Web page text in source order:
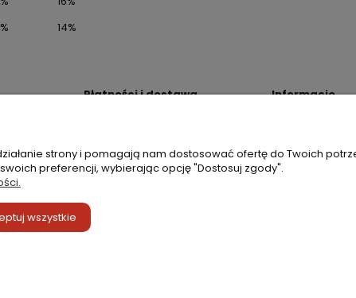
14%
Płatności i dostawa
Czas wysyłki
Informacje
Sprzedaż
4Dogs Original - 100% Naturalne Gryzaki dla Psów
strony i pomagają nam dostosować ofertę do Twoich
preferencji, wybierając opcję "Dostosuj zgody".
wszystkie